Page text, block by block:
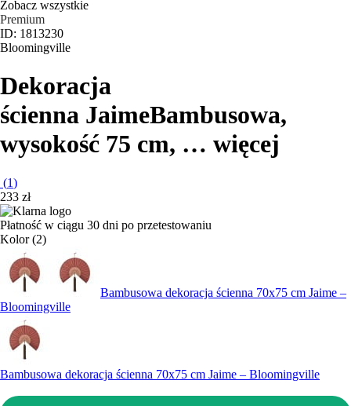
Zobacz wszystkie
Premium
ID: 1813230
Bloomingville
Dekoracja
ścienna JaimeBambusowa,
wysokość 75 cm, … więcej
(1)
233 zł
Płatność w ciągu 30 dni po przetestowaniu
Kolor (2)
Bambusowa dekoracja ścienna 70x75 cm Jaime –
Bloomingville
Bambusowa dekoracja ścienna 70x75 cm Jaime – Bloomingville